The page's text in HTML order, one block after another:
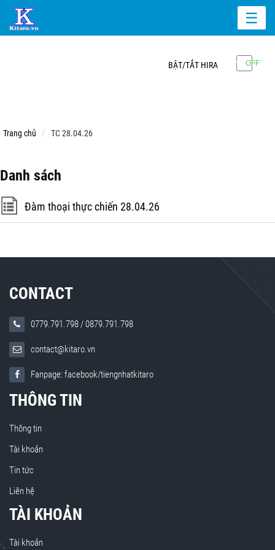
☰
BẬT/TẮT HIRA
Trang chủ TC 28.04.26
Danh sách
Đàm thoại thực chiến 28.04.26
CONTACT
0779.791.798/0879.791.798
contact@kitaro.vn
Fanpage: facebook/tiengnhatkitaro
THÔNG TIN
Thông tin
Tài khoản
Tin tức
Liên hệ
TÀI KHOẢN
Tài khoản